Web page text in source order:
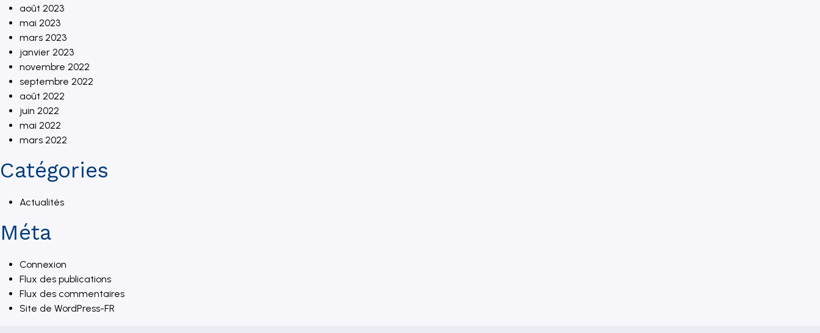
août 2023
mai 2023
mars 2023
janvier 2023
novembre 2022
septembre 2022
août 2022
juin 2022
mai 2022
mars 2022
Catégories
Actualités
Méta
Connexion
Flux des publications
Flux des commentaires
Site de WordPress-FR